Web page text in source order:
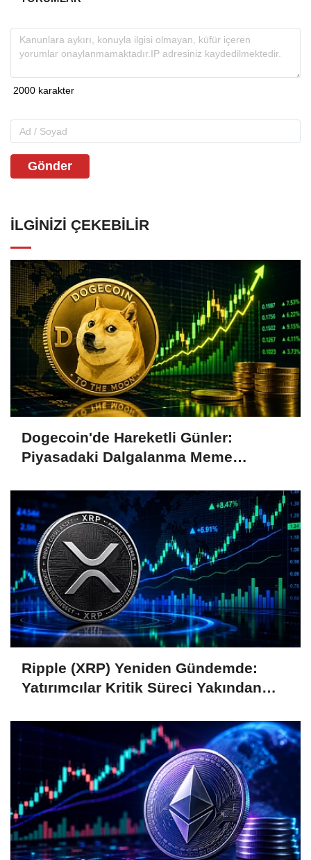
Gönder
İLGINIZI ÇEKEBILIR
Dogecoin'de Hareketli Günler:
Piyasadaki Dalgalanma Meme
Ripple (XRP) Yeniden Gündemde:
Yatırımcılar Kritik Süreci Yakından